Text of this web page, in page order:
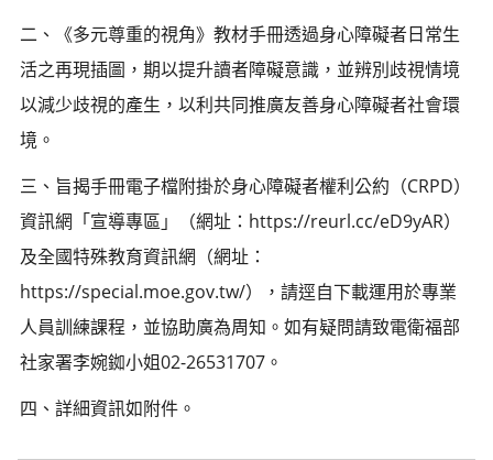
二、《多元尊重的視角》教材手冊透過身心障礙者日常生
活之再現插圖，期以提升讀者障礙意識，並辨別歧視情境
以減少歧視的產生，以利共同推廣友善身心障礙者社會環
境。
三、旨揭手冊電子檔附掛於身心障礙者權利公約（CRPD）
資訊網「宣導專區」（網址：https://reurl.cc/eD9yAR）
及全國特殊教育資訊網（網址：
https://special.moe.gov.tw/），請逕自下載運用於專業
人員訓練課程，並協助廣為周知。如有疑問請致電衛福部
社家署李婉銣小姐02-26531707。
四、詳細資訊如附件。